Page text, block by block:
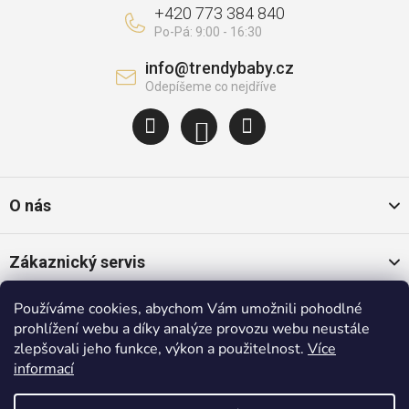
Používáme cookies, abychom Vám umožnili pohodlné
prohlížení webu a díky analýze provozu webu neustále
zlepšovali jeho funkce, výkon a použitelnost. Více
informací
info@trendybaby.cz
+420 773 384 840
O nás
Zákaznický servis
Oblíbené kategorie
Populární značky